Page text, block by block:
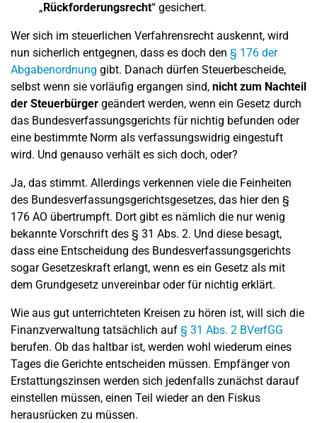
„Rückforderungsrecht“ gesichert.
Wer sich im steuerlichen Verfahrensrecht auskennt, wird
nun sicherlich entgegnen, dass es doch den § 176 der
Abgabenordnung gibt. Danach dürfen Steuerbescheide,
selbst wenn sie vorläufig ergangen sind, nicht zum Nachteil
der Steuerbürger geändert werden, wenn ein Gesetz durch
das Bundesverfassungsgerichts für nichtig befunden oder
eine bestimmte Norm als verfassungswidrig eingestuft
wird. Und genauso verhält es sich doch, oder?
Ja, das stimmt. Allerdings verkennen viele die Feinheiten
des Bundesverfassungsgerichtsgesetzes, das hier den §
176 AO übertrumpft. Dort gibt es nämlich die nur wenig
bekannte Vorschrift des § 31 Abs. 2. Und diese besagt,
dass eine Entscheidung des Bundesverfassungsgerichts
sogar Gesetzeskraft erlangt, wenn es ein Gesetz als mit
dem Grundgesetz unvereinbar oder für nichtig erklärt.
Wie aus gut unterrichteten Kreisen zu hören ist, will sich die
Finanzverwaltung tatsächlich auf § 31 Abs. 2 BVerfGG
berufen. Ob das haltbar ist, werden wohl wiederum eines
Tages die Gerichte entscheiden müssen. Empfänger von
Erstattungszinsen werden sich jedenfalls zunächst darauf
einstellen müssen, einen Teil wieder an den Fiskus
herausrücken zu müssen.